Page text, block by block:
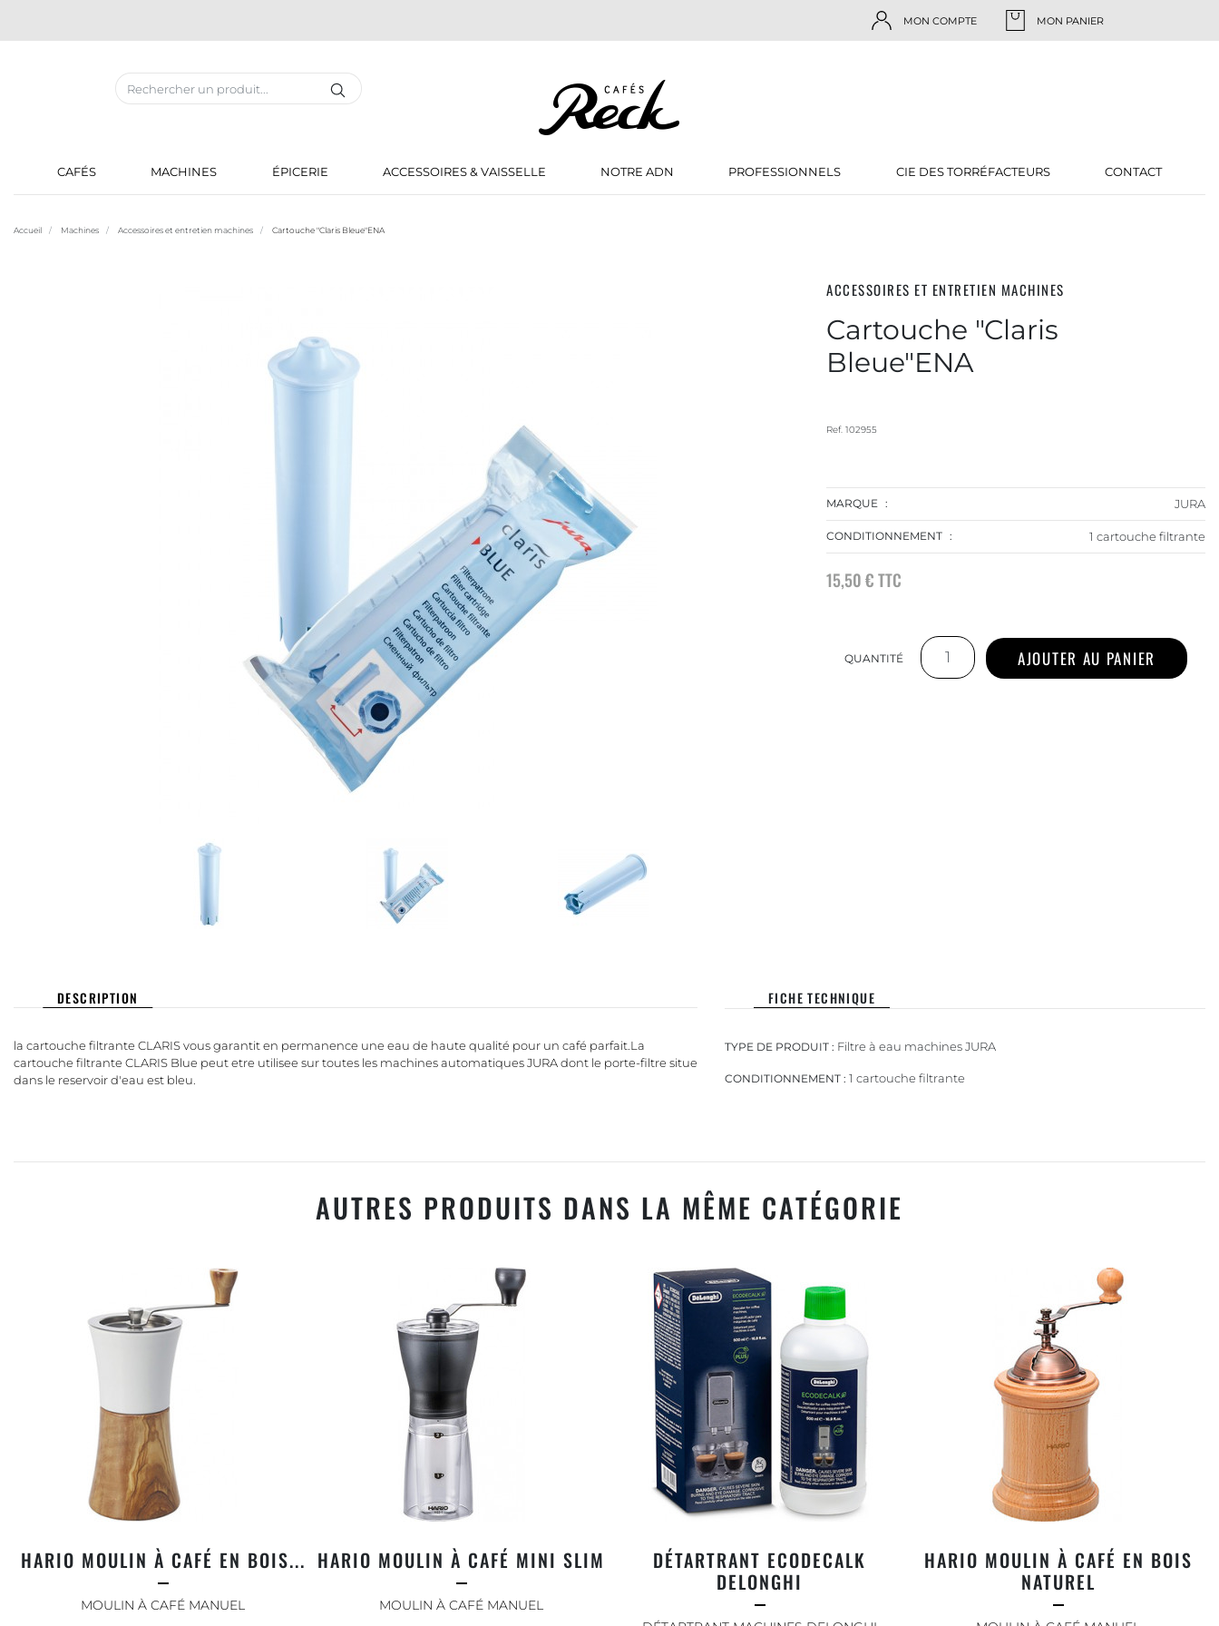
MON COMPTE MON PANIER
CAFÉS MACHINES ÉPICERIE ACCESSOIRES & VAISSELLE NOTRE ADN PROFESSIONNELS CIE DES TORRÉFACTEURS CONTACT
Accueil Machines Accessoires et entretien machines Cartouche "Claris Bleue"ENA
ACCESSOIRES ET ENTRETIEN MACHINES
Cartouche "Claris
Bleue"ENA
Ref. 102955
MARQUE JURA
CONDITIONNEMENT 1 cartouche filtrante
15,50 €TTC
QUANTITÉ AJOUTER AU PANIER
DESCRIPTION
la cartouche filtrante CLARIS vous garantit en permanence une eau de haute qualité pour un café parfait.La
cartouche filtrante CLARIS Blue peut etre utilisee sur toutes les machines automatiques JURA dont le porte-filtre situe
dans le reservoir d'eau est bleu.
FICHE TECHNIQUE
TYPE DE PRODUIT : Filtre à eau machines JURA
CONDITIONNEMENT : 1 cartouche filtrante
AUTRES PRODUITS DANS LA MÊME CATÉGORIE
HARIO MOULIN À CAFÉ EN BOIS...
MOULIN À CAFÉ MANUEL
HARIO MOULIN À CAFÉ MINI SLIM
MOULIN À CAFÉ MANUEL
DÉTARTRANT ECODECALK
DELONGHI
HARIO MOULIN À CAFÉ EN BOIS
NATUREL